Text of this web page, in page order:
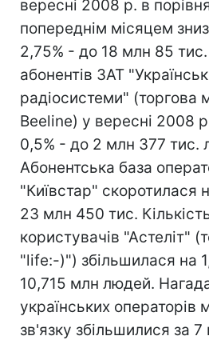
вересні 2008 р. в
попереднім місяцем
2,75% - до 18 млн 85 тис.
абонентів ЗАТ
радіосистеми" (торгова
Beeline) у вересні 2008
0,5% - до 2 млн 377 тис.
Абонентська база
"Київстар" скоротилася
23 млн 450 тис.
користувачів "Астеліт"
"life:-)") збільшилася на
10,715 млн людей.
українських операторів
зв'язку збільшилися за